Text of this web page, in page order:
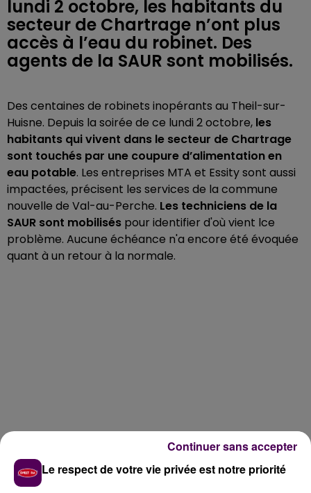
lundi 2 octobre, les habitants du
secteur de Chartrage n’ont plus
accès à l’eau du robinet. Des
agents de la SAUR sont mobilisés.
Des centaines de robinets inopérants au Theil-sur-
Huisne. Depuis la soirée de ce lundi 2 octobre, les
habitants qui vivent dans le secteur de Chartrage
sont touchés par une coupure d’alimentation en
eau potable. Les entreprises MTA et Essity sont aussi
impactées, précisent les services de la commune
nouvelle de Val-au-Perche. Les techniciens de la
SAUR sont mobilisés pour identifier d'où vient lce
problème. Aucune échéance n'a encore été évoquée
quant à un retour à la normale.
Le respect de votre vie privée est notre priorité
Continuer sans accepter